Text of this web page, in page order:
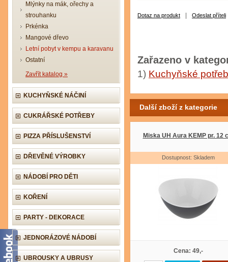
Mlýnky na mák, ořechy a
strouhanku
Prkénka
Mangové dřevo
Letní pobyt v kempu a karavanu
Ostatní
Zavřít katalog »
KUCHYŇSKÉ NÁČINÍ
CUKRÁŘSKÉ POTŘEBY
PIZZA PŘÍSLUŠENSTVÍ
DŘEVĚNÉ VÝROBKY
NÁDOBÍ PRO DĚTI
KOŘENÍ
PARTY - DEKORACE
JEDNORÁZOVÉ NÁDOBÍ
UBROUSKY A UBRUSY
Dotaz na produkt Odeslat příteli
Zařazeno v
1) Kuchyňské
Další zboží z kategorie
Miska UH Aura KEMP pr. 12
Dostupnost: Skladem
Cena: 49,-